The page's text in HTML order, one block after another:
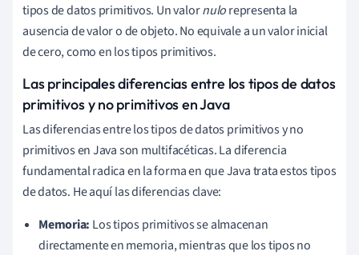
tipos de datos primitivos. Un valornulorepresenta la
ausencia de valor o de objeto. No equivale a un valor inicial
de cero, como en los tipos primitivos.
Las principales diferencias entre los tipos de datos
primitivos y no primitivos en Java
Las diferencias entre los tipos de datos primitivos y no
primitivos en Java son multifacéticas. La diferencia
fundamental radica en la forma en que Java trata estos tipos
de datos. He aquí las diferencias clave:
Memoria: Los tipos primitivos se almacenan
directamente en memoria, mientras que los tipos no